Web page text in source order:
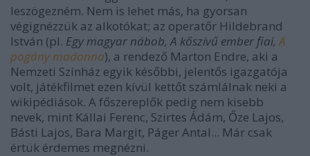
leszögezném. Nem is lehet más, ha gyorsan
végignézzük az alkotókat; az operatőr Hildebrand
István (pl. Egy magyar nábob, A kőszívű ember fiai,A
pogány madonna), a rendező Marton Endre, aki a
Nemzeti Színház egyik későbbi, jelentős igazgatója
volt, játékfilmet ezen kívül kettőt számlálnak neki a
wikipédiások. A főszereplők pedig nem kisebb
nevek, mint Kállai Ferenc, Szirtes Ádám, Őze Lajos,
Básti Lajos, Bara Margit, Páger Antal... Már csak
értük érdemes megnézni.